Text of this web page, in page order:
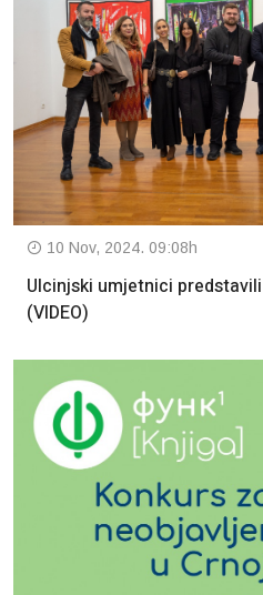
10 Nov, 2024. 09:08h
Ulcinjski umjetnici
(VIDEO)